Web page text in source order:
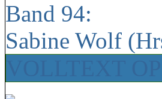
Band 94:
Sabine Wolf